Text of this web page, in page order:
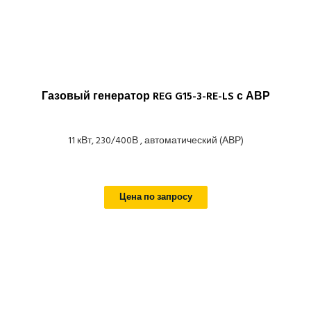
Газовый генератор REG G15-3-RE-LS с АВР
11 кВт, 230/400В , автоматический (АВР)
Цена по запросу